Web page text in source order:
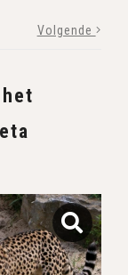
Volgende